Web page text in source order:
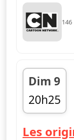
146
Dim 9
20h25
fin 20h40
Les